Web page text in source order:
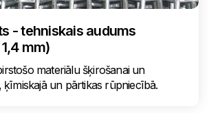
- tehniskais audums
mm)
materiālu šķirošanai un
ķīmiskajā un pārtikas rūpniecībā.